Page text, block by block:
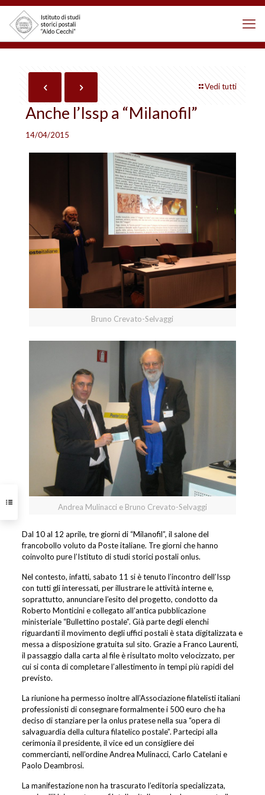
Vedi tutti
Anche l’Issp a “Milanofil”
14/04/2015
Bruno Crevato-Selvaggi
Andrea Mulinacci e Bruno Crevato-Selvaggi
Dal 10 al 12 aprile, tre giorni di “Milanofil”, il salone del
francobollo voluto da Poste italiane. Tre giorni che hanno
coinvolto pure l’Istituto di studi storici postali onlus.
Nel contesto, infatti, sabato 11 si è tenuto l’incontro dell’Issp
con tutti gli interessati, per illustrare le attività interne e,
soprattutto, annunciare l’esito del progetto, condotto da
Roberto Monticini e collegato all’antica pubblicazione
ministeriale “Bullettino postale”. Già parte degli elenchi
riguardanti il movimento degli uffici postali è stata digitalizzata e
messa a disposizione gratuita sul sito. Grazie a Franco Laurenti,
il passaggio dalla carta al file è risultato molto velocizzato, per
cui si conta di completare l’allestimento in tempi più rapidi del
previsto.
La riunione ha permesso inoltre all’Associazione filatelisti italiani
professionisti di consegnare formalmente i 500 euro che ha
deciso di stanziare per la onlus pratese nella sua “opera di
salvaguardia della cultura filatelico postale”. Partecipi alla
cerimonia il presidente, il vice ed un consigliere dei
commercianti, nell’ordine Andrea Mulinacci, Carlo Catelani e
Paolo Deambrosi.
La manifestazione non ha trascurato l’editoria specializzata,